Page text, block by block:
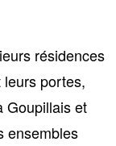
résidences
portes,
Goupillais et
ensembles